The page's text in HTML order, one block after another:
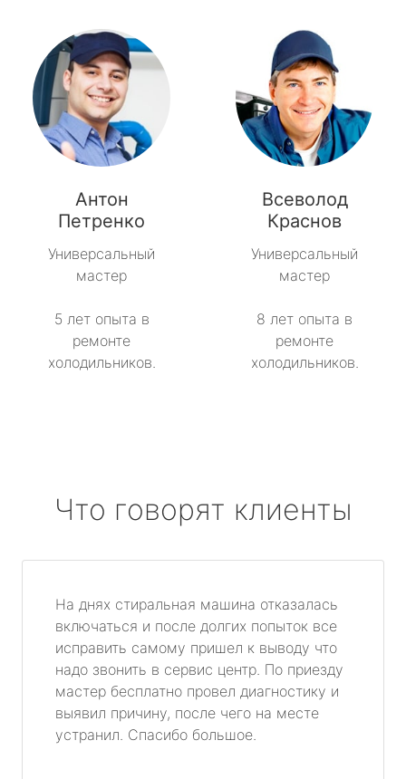
Антон
Петренко
Универсальный
мастер
5 лет опыта в
ремонте
холодильников.
Всеволод
Краснов
Универсальный
мастер
8 лет опыта в
ремонте
холодильников.
Что говорят клиенты
На днях стиральная машина отказалась
включаться и после долгих попыток все
исправить самому пришел к выводу что
надо звонить в сервис центр. По приезду
мастер бесплатно провел диагностику и
выявил причину, после чего на месте
устранил. Спасибо большое.